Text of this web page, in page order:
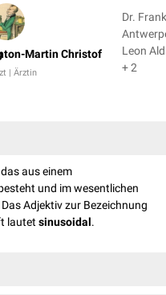
Martin Christof
| Ärztin
Dr. Frank
Leon
+ 2
das aus einem
und im wesentlichen
Adjektiv zur Bezeichnung
lautetsinusoidal.